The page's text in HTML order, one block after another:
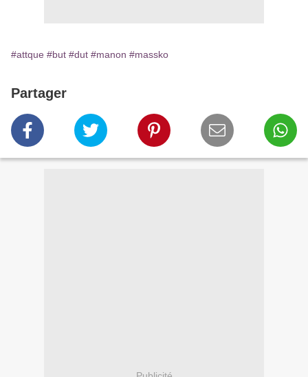
#attque #but #dut #manon #massko
Partager